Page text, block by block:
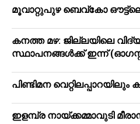
മൂ​വാ​റ്റു​പു​ഴ ബെ​വ്കോ
കനത്ത മഴ: ജില്ലയിലെ
സ്ഥാപനങ്ങള്‍ക്ക് ഇന്ന്
പിണ്ടിമന വെറ്റിലപ്പാറയിലും
ഇളമ്പ്ര നായ്ക്കമ്മാവുടി